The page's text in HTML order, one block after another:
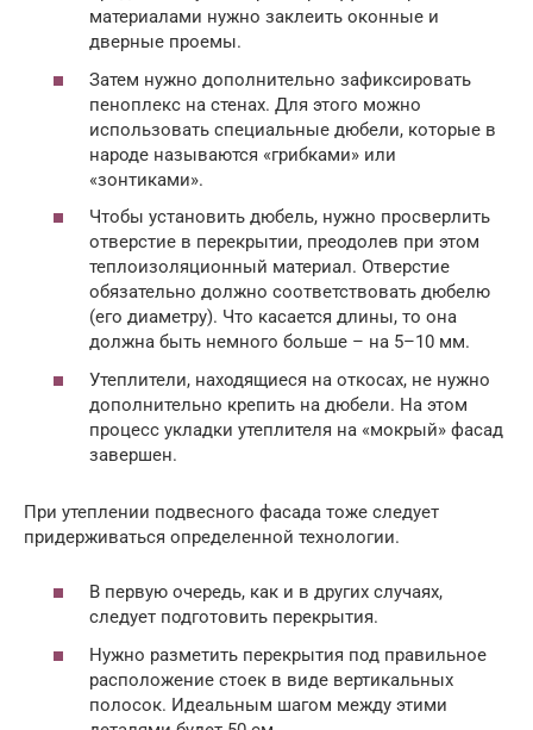
материалами нужно заклеить оконные и
дверные проемы.
Затем нужно дополнительно зафиксировать
пеноплекс на стенах. Для этого можно
использовать специальные дюбели, которые в
народе называются «грибками» или
«зонтиками».
Чтобы установить дюбель, нужно просверлить
отверстие в перекрытии, преодолев при этом
теплоизоляционный материал. Отверстие
обязательно должно соответствовать дюбелю
(его диаметру). Что касается длины, то она
должна быть немного больше – на 5–10 мм.
Утеплители, находящиеся на откосах, не нужно
дополнительно крепить на дюбели. На этом
процесс укладки утеплителя на «мокрый» фасад
завершен.
При утеплении подвесного фасада тоже следует
придерживаться определенной технологии.
В первую очередь, как и в других случаях,
следует подготовить перекрытия.
Нужно разметить перекрытия под правильное
расположение стоек в виде вертикальных
полосок. Идеальным шагом между этими